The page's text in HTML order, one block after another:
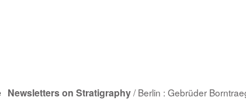
Newsletters on Stratigraphy/ Berlin : Gebrüder